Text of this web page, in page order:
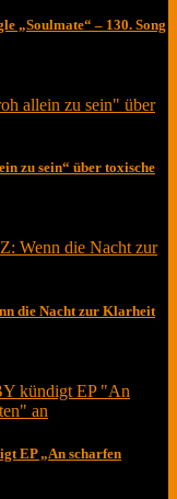
„Soulmate“ – 130. Song
zu sein“ über toxische
die Nacht zur Klarheit
EP „An scharfen